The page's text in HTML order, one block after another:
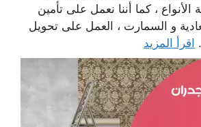
الأنواع ، كما أننا نعمل على تأمين
و السمارت ، العمل على تحويل
اقرأ المزيد